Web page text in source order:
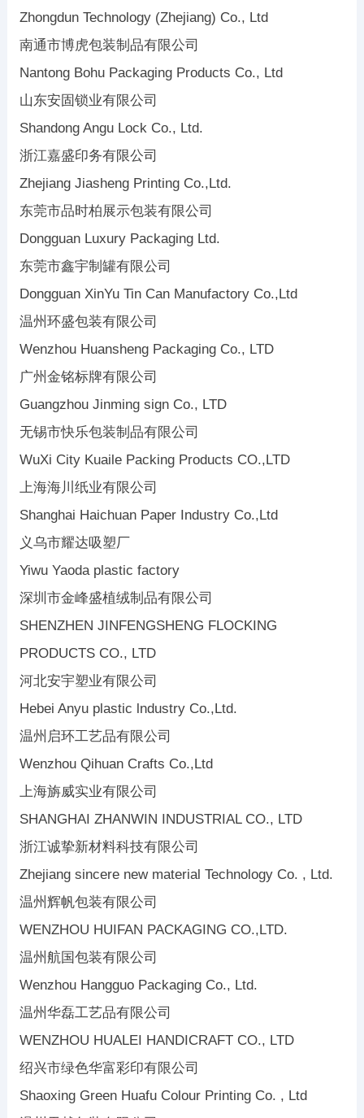
Zhongdun Technology (Zhejiang) Co., Ltd
南通市博虎包装制品有限公司
Nantong Bohu Packaging Products Co., Ltd
山东安固锁业有限公司
Shandong Angu Lock Co., Ltd.
浙江嘉盛印务有限公司
Zhejiang Jiasheng Printing Co.,Ltd.
东莞市品时柏展示包装有限公司
Dongguan Luxury Packaging Ltd.
东莞市鑫宇制罐有限公司
Dongguan XinYu Tin Can Manufactory Co.,Ltd
温州环盛包装有限公司
Wenzhou Huansheng Packaging Co., LTD
广州金铭标牌有限公司
Guangzhou Jinming sign Co., LTD
无锡市快乐包装制品有限公司
WuXi City Kuaile Packing Products CO.,LTD
上海海川纸业有限公司
Shanghai Haichuan Paper Industry Co.,Ltd
义乌市耀达吸塑厂
Yiwu Yaoda plastic factory
深圳市金峰盛植绒制品有限公司
SHENZHEN JINFENGSHENG FLOCKING
PRODUCTS CO., LTD
河北安宇塑业有限公司
Hebei Anyu plastic lndustry Co.,Ltd.
温州启环工艺品有限公司
Wenzhou Qihuan Crafts Co.,Ltd
上海旃威实业有限公司
SHANGHAI ZHANWIN INDUSTRIAL CO., LTD
浙江诚挚新材料科技有限公司
Zhejiang sincere new material Technology Co. , Ltd.
温州辉帆包装有限公司
WENZHOU HUIFAN PACKAGING CO.,LTD.
温州航国包装有限公司
Wenzhou Hangguo Packaging Co., Ltd.
温州华磊工艺品有限公司
WENZHOU HUALEI HANDICRAFT CO., LTD
绍兴市绿色华富彩印有限公司
Shaoxing Green Huafu Colour Printing Co. , Ltd